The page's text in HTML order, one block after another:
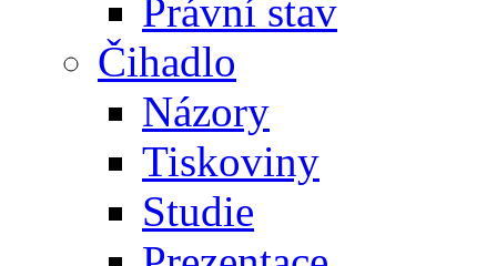
Právní stav
Čihadlo
Názory
Tiskoviny
Studie